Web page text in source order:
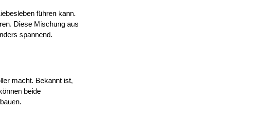
führen kann.
Diese Mischung aus
spannend.
macht. Bekannt ist,
beide